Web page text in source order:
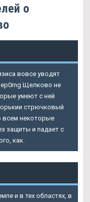
о
вовсе уводят
Щелково не
умеют с ней
стрючковый
всем некоторые
защиты и падает с
как.
и в тех областях, в